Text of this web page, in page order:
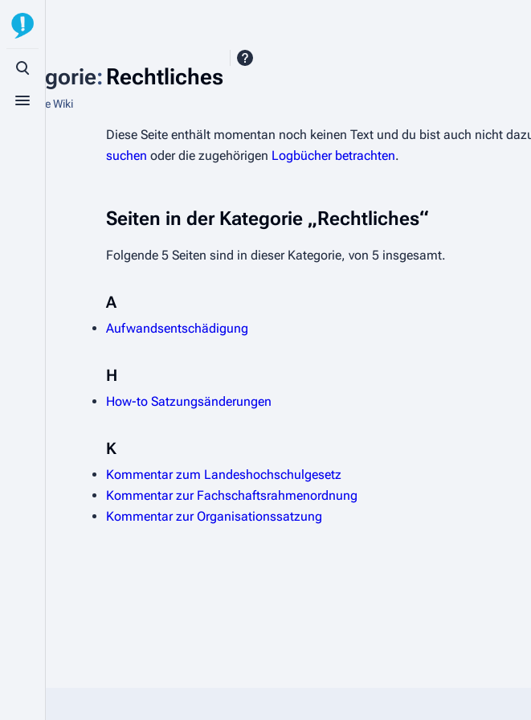
Suche aufrufen
Menü aufrufen
Kategorie: Rechtliches
Aus StuVe Wiki
Diese Seite enthält momentan noch keinen Text und du bist auch nicht
suchen oder die zugehörigen Logbücher betrachten.
Seiten in der Kategorie „Rechtliches“
Folgende 5 Seiten sind in dieser Kategorie, von 5 insgesamt.
A
Aufwandsentschädigung
H
How-to Satzungsänderungen
K
Kommentar zum Landeshochschulgesetz
Kommentar zur Fachschaftsrahmenordnung
Kommentar zur Organisationssatzung